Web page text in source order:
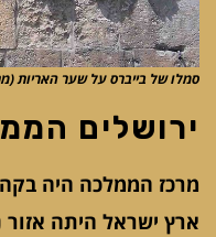
סמלו של בייברס על שער האריות
ירושלים
מרכז הממלכה היה
ארץ ישראל היתה אזור